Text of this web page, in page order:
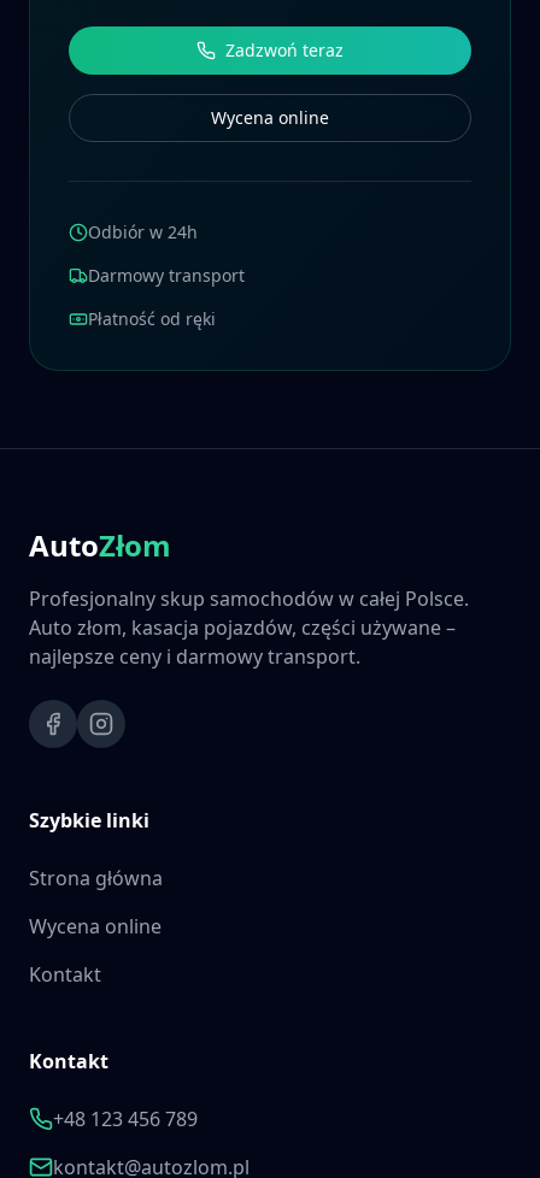
Zadzwoń teraz
Wycena online
Odbiór w 24h
Darmowy transport
Płatność od ręki
AutoZłom
Profesjonalny skup samochodów w całej Polsce.
Auto złom, kasacja pojazdów, części używane –
najlepsze ceny i darmowy transport.
Szybkie linki
Strona główna
Wycena online
Kontakt
Kontakt
+48 123 456 789
kontakt@autozlom.pl